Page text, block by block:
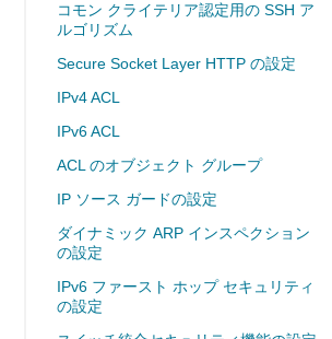
コモン クライテリア認定用の SSH ア
ルゴリズム
Secure Socket Layer HTTP の設定
IPv4 ACL
IPv6 ACL
ACL のオブジェクト グループ
IP ソース ガードの設定
ダイナミック ARP インスペクション
の設定
IPv6 ファースト ホップ セキュリティ
の設定